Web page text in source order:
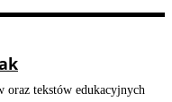
tekstów edukacyjnych